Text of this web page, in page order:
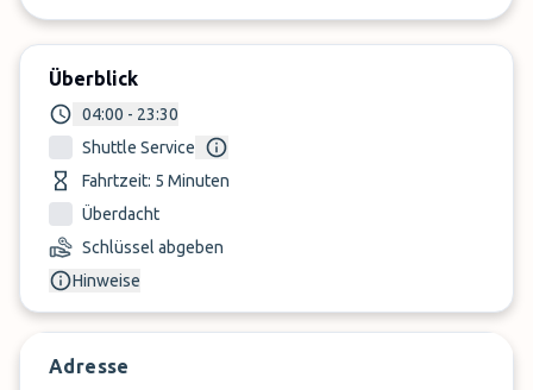
Überblick
04:00 - 23:30
Shuttle Service
Fahrtzeit: 5 Minuten
Überdacht
Schlüssel abgeben
Hinweise
Adresse